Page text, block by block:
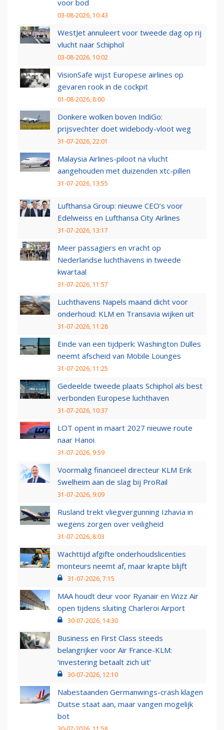
voor bod
03-08-2026, 10:43
WestJet annuleert voor tweede dag op rij
vlucht naar Schiphol
03-08-2026, 10:02
VisionSafe wijst Europese airlines op
gevaren rook in de cockpit
01-08-2026, 8:00
Donkere wolken boven IndiGo:
prijsvechter doet widebody-vloot weg
31-07-2026, 22:01
Malaysia Airlines-piloot na vlucht
aangehouden met duizenden xtc-pillen
31-07-2026, 13:55
Lufthansa Group: nieuwe CEO’s voor
Edelweiss en Lufthansa City Airlines
31-07-2026, 13:17
Meer passagiers en vracht op
Nederlandse luchthavens in tweede
kwartaal
31-07-2026, 11:57
Luchthavens Napels maand dicht voor
onderhoud: KLM en Transavia wijken uit
31-07-2026, 11:28
Einde van een tijdperk: Washington Dulles
neemt afscheid van Mobile Lounges
31-07-2026, 11:25
Gedeelde tweede plaats Schiphol als best
verbonden Europese luchthaven
31-07-2026, 10:37
LOT opent in maart 2027 nieuwe route
naar Hanoi
31-07-2026, 9:59
Voormalig financieel directeur KLM Erik
Swelheim aan de slag bij ProRail
31-07-2026, 9:09
Rusland trekt vliegvergunning Izhavia in
wegens zorgen over veiligheid
31-07-2026, 8:03
Wachttijd afgifte onderhoudslicenties
monteurs neemt af, maar krapte blijft
31-07-2026, 7:15
MAA houdt deur voor Ryanair en Wizz Air
open tijdens sluiting Charleroi Airport
30-07-2026, 14:30
Business en First Class steeds
belangrijker voor Air France-KLM:
‘investering betaalt zich uit’
30-07-2026, 12:10
Nabestaanden Germanwings-crash klagen
Duitse staat aan, maar vangen mogelijk
bot